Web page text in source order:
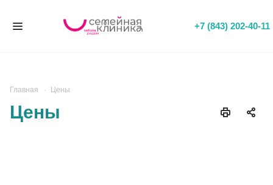
+7 (843) 202-40-11
Главная Цены
Цены